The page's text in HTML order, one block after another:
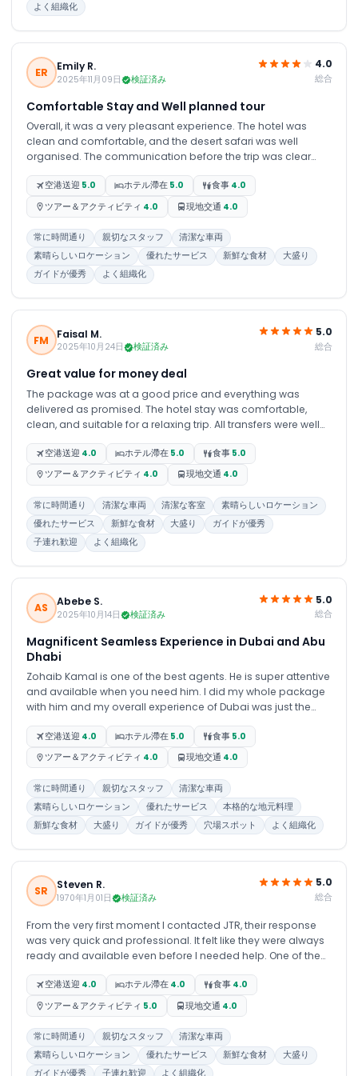
よく組織化
ER Emily R.
2025年11月09日 検証済み
4.0
総合
Comfortable Stay and Well planned tour
Overall, it was a very pleasant experience. The hotel was
clean and comfortable, and the desert safari was well
organised. The communication before the trip was clear
stress free. Thank you to the JTR team for your support and
professionalism
空港送迎 5.0 ホテル滯在 5.0 食事 4.0
ツアー＆アクティビティ 4.0 現地交通 4.0
常に時間通り 親切なスタッフ
清潔な車両
素晴らしいロケーション
優れたサービス 新鮮な食材
大盛り
ガイドが優秀
よく組織化
FM Faisal M.
2025年10月24日 検証済み
5.0
総合
Great value for money deal
The package was at a good price and everything was
delivered as promised. The hotel stay was comfortable,
clean, and suitable for a relaxing trip. All transfers were well
journey smooth and stress-free. The overall experience was
good, and everything went as expected without any major
issues. I would consider booking again in the future.
空港送迎 4.0 ホテル滯在 5.0 食事 5.0
ツアー＆アクティビティ 4.0 現地交通 4.0
常に時間通り 清潔な車両 清潔な客室
素晴らしいロケーション
優れたサービス
新鮮な食材 大盛り
ガイドが優秀
子連れ歓迎
よく組織化
AS Abebe S.
2025年10月14日 検証済み
5.0
総合
Magnificent Seamless Experience in Dubai and Abu
Dhabi
Zohaib Kamal is one of the best agents. He is super attentive
and available when you need him. I did my whole package
with him and my overall experience of Dubai was just the
空港送迎 4.0 ホテル滯在 5.0 食事 5.0
ツアー＆アクティビティ 4.0 現地交通 4.0
常に時間通り 親切なスタッフ
清潔な車両
素晴らしいロケーション
優れたサービス
本格的な地元料理
新鮮な食材
大盛り ガイドが優秀 穴場スポット よく組織化
SR Steven R.
1970年1月01日 検証済み
5.0
総合
From the very first moment I contacted JTR, their response
was very quick and professional. It felt like they were always
ready and available even before I needed help. One of the
about his service online. He was always helpful, quick to
respond, and ready to make any changes we requested
without any hesitation. The package was well planned, and
everything was managed smoothly from start to end. He
stayed in touch with us from the moment we landed in Dubai
until we reached back home. Overall, my experience with JTR
空港送迎 4.0 ホテル滯在 4.0 食事 4.0
ツアー＆アクティビティ 5.0 現地交通 4.0
常に時間通り 親切なスタッフ
清潔な車両
素晴らしいロケーション
優れたサービス 新鮮な食材
大盛り
ガイドが優秀
子連れ歓迎 よく組織化